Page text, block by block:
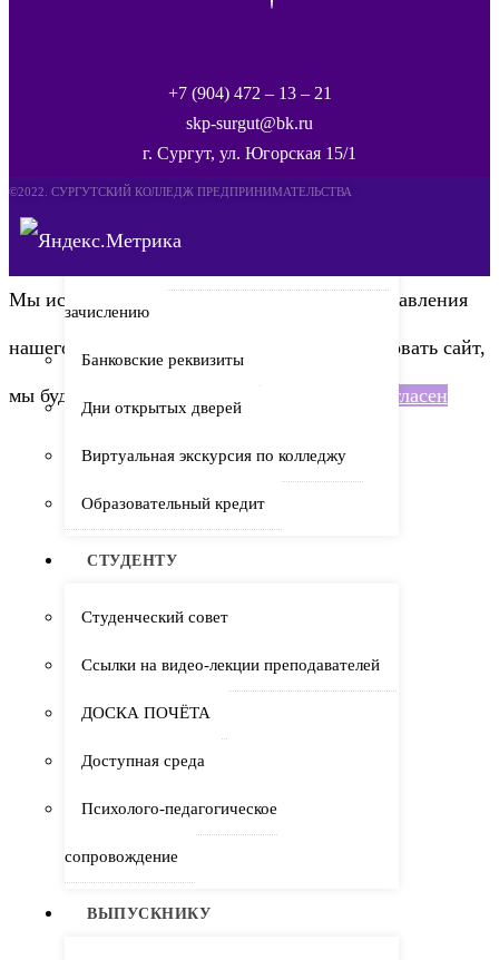
Рейтинг-листы 10.02.05 Техник по защите
зачислению
Банковские реквизиты
Дни открытых дверей
Виртуальная экскурсия по колледжу
Образовательный кредит
СТУДЕНТУ
Студенческий совет
Ссылки на видео-лекции преподавателей
ДОСКА ПОЧЁТА
Доступная среда
Психолого-педагогическое
сопровождение
ВЫПУСКНИКУ
+7 (904) 472 – 13 – 21
skp-surgut@bk.ru
г. Сургут, ул. Югорская 15/1
©2022. СУРГУТСКИЙ КОЛЛЕДЖ ПРЕДПРИНИМАТЕЛЬСТВА
Мы используем куки для наилучшего представления
нашего сайта. Если Вы продолжите использовать сайт,
мы будем считать что Вас это устраивает. Согласен